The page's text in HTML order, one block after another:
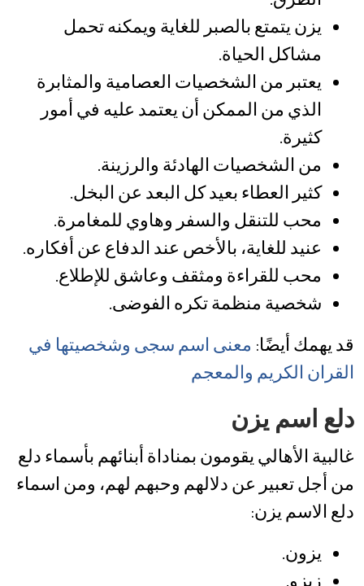
يزن يتمتع بالصبر للغاية ويمكنه تحمل
مشاكل الحياة.
يعتبر من الشخصيات العصامية والمثابرة
الذي من الممكن أن يعتمد عليه في أمور
كثيرة.
من الشخصيات الهادئة والرزينة.
كثير العطاء بعيد كل البعد عن البخل.
محب للتنقل والسفر وهاوي للمغامرة.
عنيد للغاية، بالأخص عند الدفاع عن أفكاره.
محب للقراءة ومثقف وعاشق للإطلاع.
شخصية منظمة تكره الفوضى.
قد يهمك أيضًا:معنى اسم سجى وشخصيتها في
القران الكريم والمعجم
دلع اسم يزن
غالبية الأهالي يقومون بمناداة أبنائهم بأسماء دلع
من أجل تعبير عن دلالهم وحبهم لهم، ومن اسماء
دلع الاسم يزن:
يزون.
زيزو.